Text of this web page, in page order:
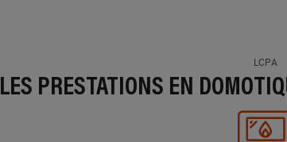
LCPA
LES PRESTATIONS EN